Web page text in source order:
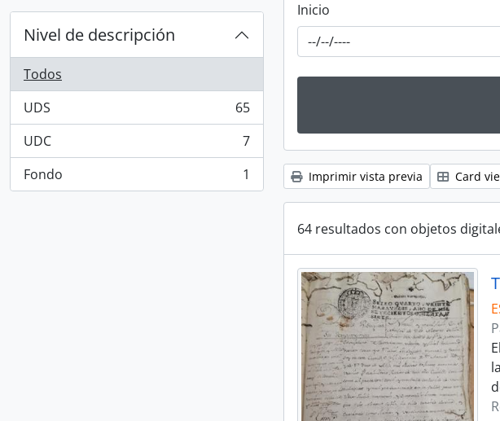
Nivel de descripción
Todos
UDS
, 65 resultados
65
UDC
, 7 resultados
7
Fondo
, 1 resultados 1
Inicio
Imprimir vista previa Card
64 resultados con objetos